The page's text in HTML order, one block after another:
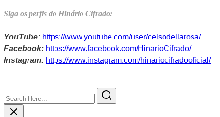
Siga os perfis do Hinário Cifrado:
YouTube: https://www.youtube.com/user/celsodellarosa/
Facebook: https://www.facebook.com/HinarioCifrado/
Instagram: https://www.instagram.com/hinariocifradooficial/
Search
Here...